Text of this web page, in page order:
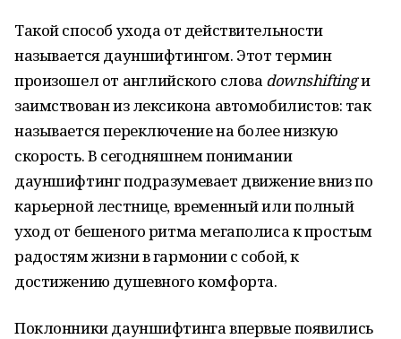
Такой способ ухода от действительности
называется дауншифтингом. Этот термин
произошел от английского слова downshiftingи
заимствован из лексикона автомобилистов: так
называется переключение на более низкую
скорость. В сегодняшнем понимании
дауншифтинг подразумевает движение вниз по
карьерной лестнице, временный или полный
уход от бешеного ритма мегаполиса к простым
радостям жизни в гармонии с собой, к
достижению душевного комфорта.
Поклонники дауншифтинга впервые появились